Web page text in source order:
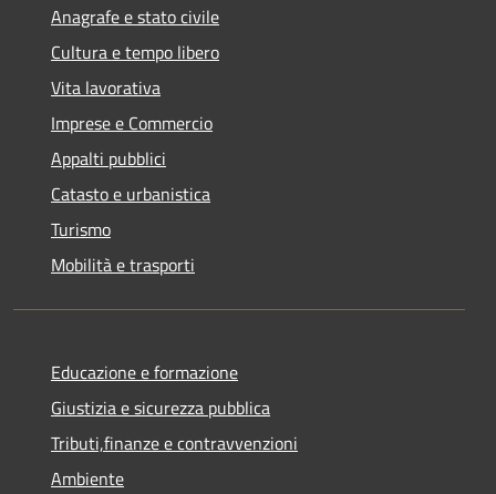
Anagrafe e stato civile
Cultura e tempo libero
Vita lavorativa
Imprese e Commercio
Appalti pubblici
Catasto e urbanistica
Turismo
Mobilità e trasporti
Educazione e formazione
Giustizia e sicurezza pubblica
Tributi,finanze e contravvenzioni
Ambiente